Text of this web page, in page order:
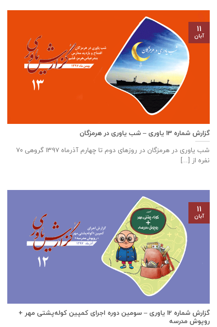
گزارش شماره ۱۳ یاوری – شب یاوری در هرمزگان
شب یاوری در هرمزگان در روزهای دوم تا چهارم آذرماه ۱۳۹۷ گروهی ۷۰
نفره از [...]
۱۱
آبان
گزارش شماره ۱۲ یاوری – سومین دوره اجرای کمپین کوله‌پشتی مهر +
روپوش مدرسه
۱۱
آبان